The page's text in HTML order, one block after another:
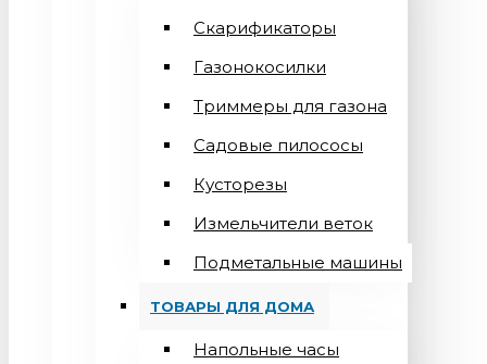
Скарификаторы
Газонокосилки
Триммеры для газона
Садовые пилососы
Кусторезы
Измельчители веток
Подметальные машины
ТОВАРЫ ДЛЯ ДОМА
Напольные часы